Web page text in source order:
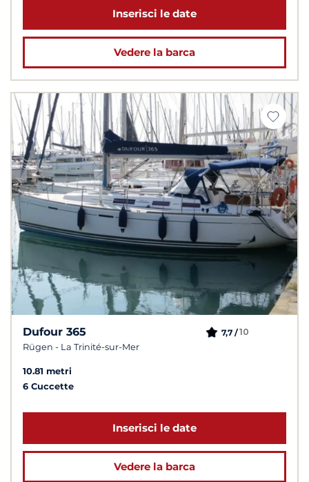
Inserisci le date
Vedere la barca
Dufour 365
Rügen - La Trinité-sur-Mer
7,7 /10
10.81 metri
6 Cuccette
Inserisci le date
Vedere la barca